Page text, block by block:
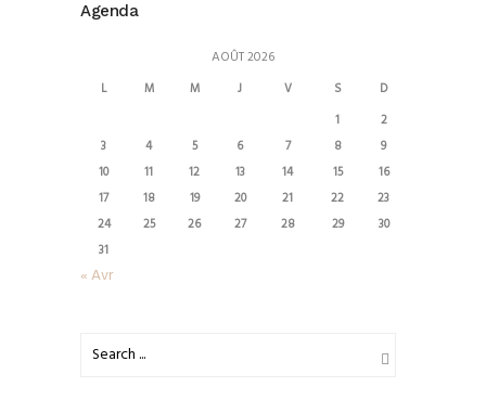
Agenda
AOÛT 2026
L M M J V S
D
1
2
3
4 5 6 7 8
9
10
11 12 13 14 15
16
17
18 19 20 21 22
23
24
25 26 27 28 29
30
31
« Avr